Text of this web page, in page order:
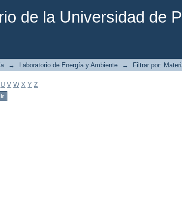
de la Universidad de
→ Laboratorio de Energía y Ambiente → Filtrar por:
U V W X Y Z